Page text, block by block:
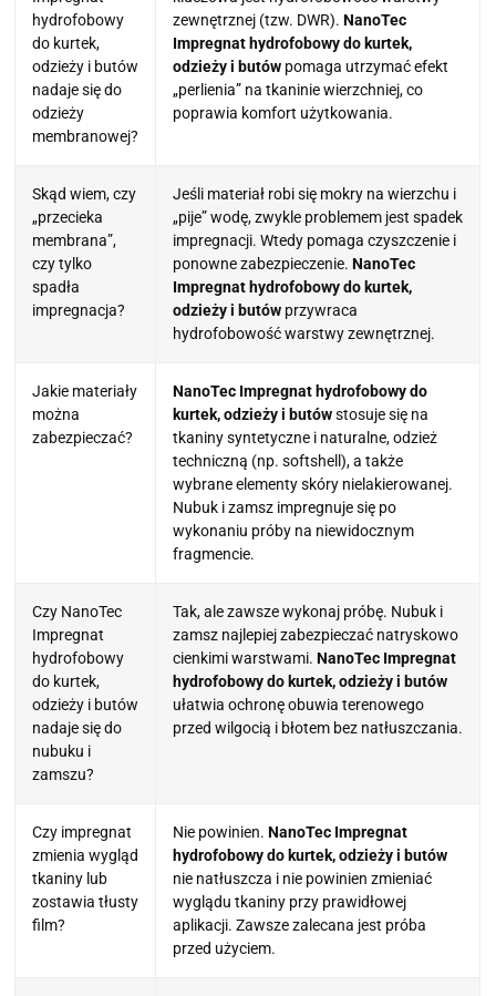
hydrofobowy
do kurtek,
odzieży i butów
nadaje się do
odzieży
membranowej?
zewnętrznej (tzw. DWR).NanoTec
Impregnat hydrofobowy do kurtek,
odzieży i butów pomaga utrzymać efekt
„perlienia” na tkaninie wierzchniej, co
poprawia komfort użytkowania.
Skąd wiem, czy
„przecieka
membrana”,
czy tylko
spadła
impregnacja?
Jeśli materiał robi się mokry na wierzchu i
„pije” wodę, zwykle problemem jest spadek
impregnacji. Wtedy pomaga czyszczenie i
ponowne zabezpieczenie.NanoTec
Impregnat hydrofobowy do kurtek,
odzieży i butów przywraca
hydrofobowość warstwy zewnętrznej.
Jakie materiały
można
zabezpieczać?
NanoTec Impregnat hydrofobowy do
kurtek, odzieży i butówstosuje się na
tkaniny syntetyczne i naturalne, odzież
techniczną (np. softshell), a także
wybrane elementy skóry nielakierowanej.
Nubuk i zamsz impregnuje się po
wykonaniu próby na niewidocznym
fragmencie.
Czy NanoTec
Impregnat
hydrofobowy
do kurtek,
odzieży i butów
nadaje się do
nubuku i
zamszu?
Tak, ale zawsze wykonaj próbę. Nubuk i
zamsz najlepiej zabezpieczać natryskowo
cienkimi warstwami.NanoTec Impregnat
hydrofobowy do kurtek, odzieży i butów
ułatwia ochronę obuwia terenowego
przed wilgocią i błotem bez natłuszczania.
Czy impregnat
zmienia wygląd
tkaniny lub
zostawia tłusty
film?
Nie powinien.NanoTec Impregnat
hydrofobowy do kurtek, odzieży i butów
nie natłuszcza i nie powinien zmieniać
wyglądu tkaniny przy prawidłowej
aplikacji. Zawsze zalecana jest próba
przed użyciem.